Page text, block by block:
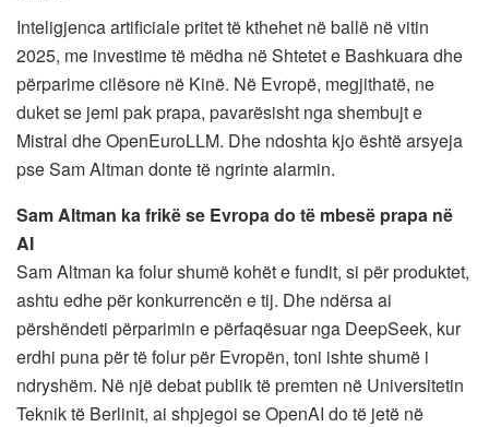
Inteligjenca artificiale pritet të kthehet në ballë në vitin
2025, me investime të mëdha në Shtetet e Bashkuara dhe
përparime cilësore në Kinë. Në Evropë, megjithatë, ne
duket se jemi pak prapa, pavarësisht nga shembujt e
Mistral dhe OpenEuroLLM. Dhe ndoshta kjo është arsyeja
pse Sam Altman donte të ngrinte alarmin.
Sam Altman ka frikë se Evropa do të mbesë prapa në
AI
Sam Altman ka folur shumë kohët e fundit, si për produktet,
ashtu edhe për konkurrencën e tij. Dhe ndërsa ai
përshëndeti përparimin e përfaqësuar nga DeepSeek, kur
erdhi puna për të folur për Evropën, toni ishte shumë i
ndryshëm. Në një debat publik të premten në Universitetin
Teknik të Berlinit, ai shpjegoi se OpenAI do të jetë në